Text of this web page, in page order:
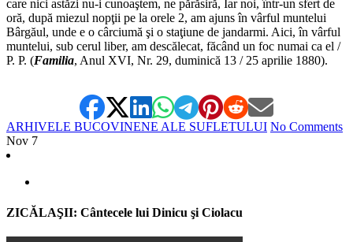
care nici astăzi nu-i cunoaştem, ne părăsiră, Iar noi, într-un sfert de
oră, după miezul nopţii pe la orele 2, am ajuns în vârful muntelui
Bârgăul, unde e o cârciumă şi o staţiune de jandarmi. Aici, în vârful
muntelui, sub cerul liber, am descălecat, făcând un foc numai ca el /
P. P. (Familia, Anul XVI, Nr. 29, duminică 13 / 25 aprilie 1880).
ARHIVELE BUCOVINENE ALE SUFLETULUI No Comments
Nov 7
ZICĂLAŞII: Cântecele lui Dinicu şi Ciolacu